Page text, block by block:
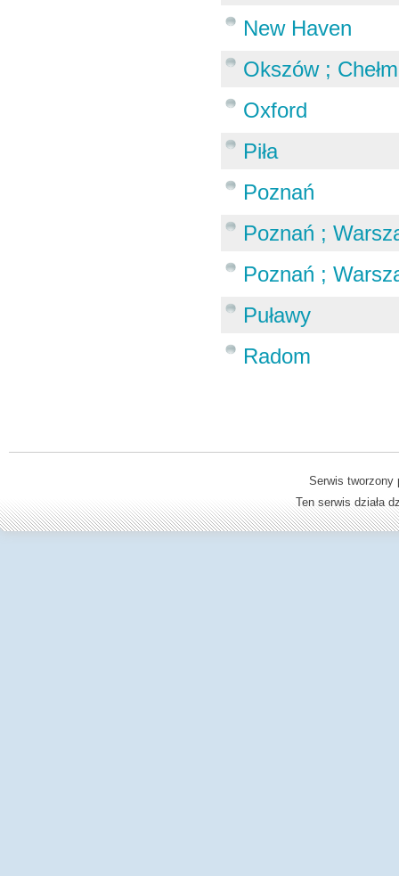
New Haven
Okszów ; Chełm
Oxford
Piła
Poznań
Poznań ;
Poznań ;
Puławy
Radom
Serwis
Ten serwis działa